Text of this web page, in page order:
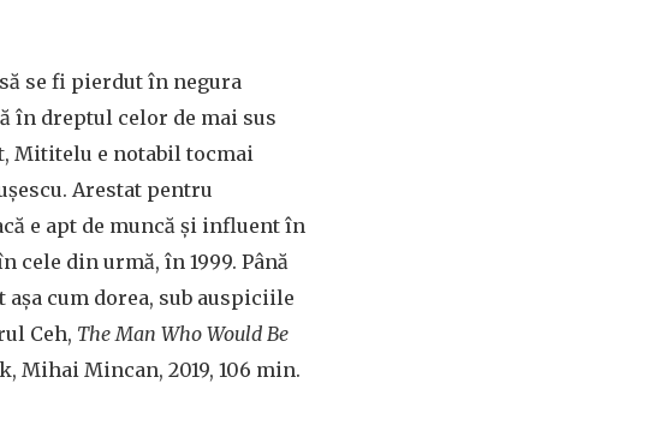
se fi pierdut în negura
în dreptul celor de mai sus
Mititelu e notabil tocmai
Arestat pentru
e apt de muncă și influent în
din urmă, în 1999. Până
cum dorea, sub auspiciile
Ceh, The Man Who Would Be
Mihai Mincan, 2019, 106 min.